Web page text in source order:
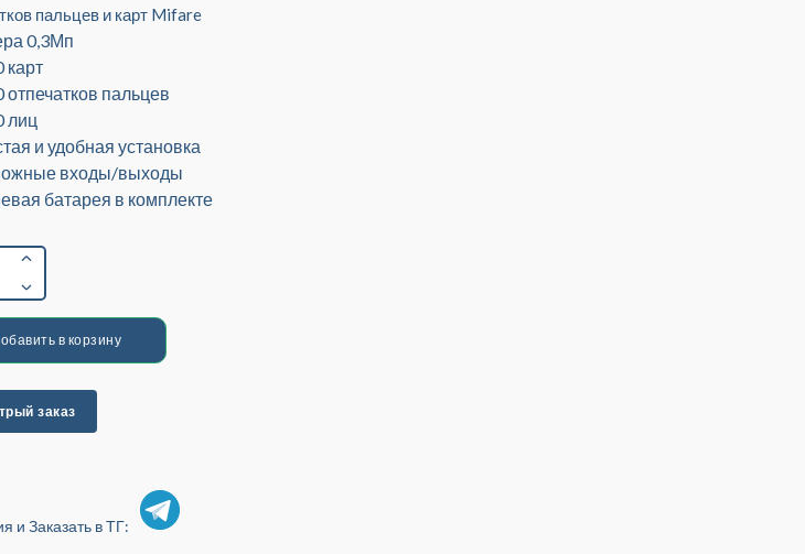
пальцев и карт Mifare
0,3Мп
карт
отпечатков пальцев
лиц
и удобная установка
входы/выходы
батарея в комплекте
в корзину
заказ
и Заказать в ТГ: